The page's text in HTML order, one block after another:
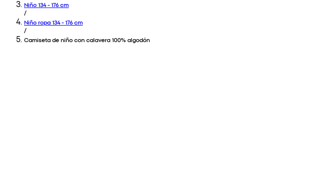
Niño 134 - 176 cm
/
Niño ropa 134 - 176 cm
/
Camiseta de niño con calavera 100% algodón